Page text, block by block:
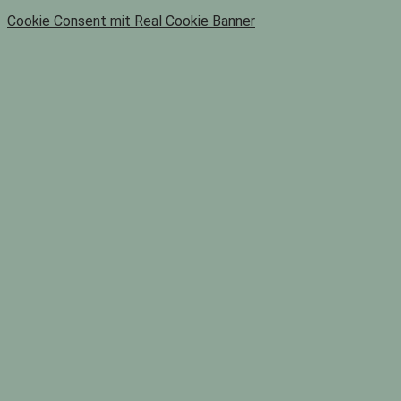
Cookie Consent mit Real Cookie Banner